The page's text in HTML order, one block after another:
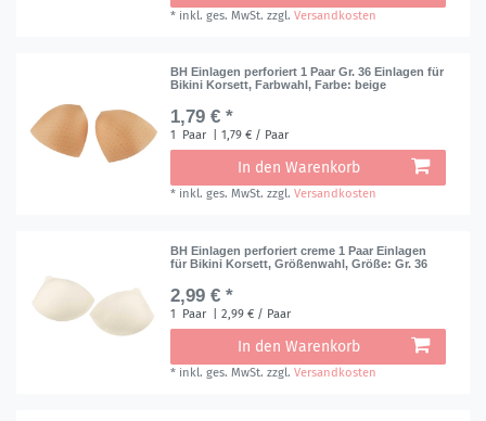
* inkl. ges. MwSt. zzgl.Versandkosten
BH Einlagen perforiert 1 Paar Gr. 36 Einlagen für
Bikini Korsett, Farbwahl, Farbe: beige
1,79 € *
1 Paar | 1,79 € / Paar
In den Warenkorb
* inkl. ges. MwSt. zzgl.Versandkosten
BH Einlagen perforiert creme 1 Paar Einlagen
für Bikini Korsett, Größenwahl, Größe: Gr. 36
2,99 € *
1 Paar | 2,99 € / Paar
In den Warenkorb
* inkl. ges. MwSt. zzgl.Versandkosten